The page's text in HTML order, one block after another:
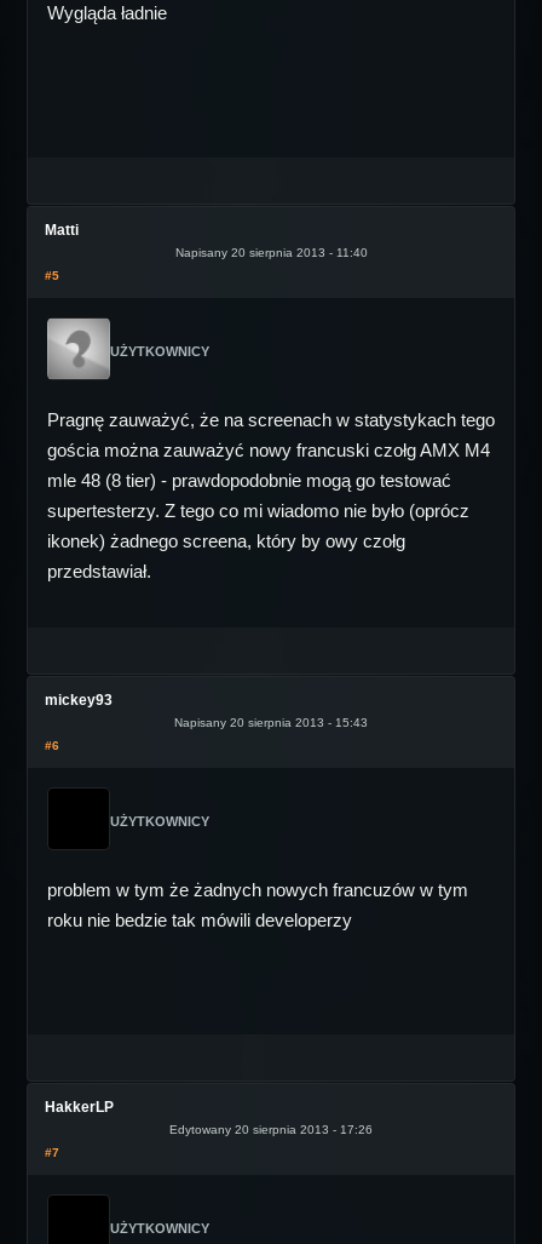
Wygląda ładnie
Matti
Napisany 20 sierpnia 2013 - 11:40
#5
UŻYTKOWNICY
Pragnę zauważyć, że na screenach w statystykach tego
gościa można zauważyć nowy francuski czołg AMX M4
mle 48 (8 tier) - prawdopodobnie mogą go testować
supertesterzy. Z tego co mi wiadomo nie było (oprócz
ikonek) żadnego screena, który by owy czołg
przedstawiał.
mickey93
Napisany 20 sierpnia 2013 - 15:43
#6
UŻYTKOWNICY
problem w tym że żadnych nowych francuzów w tym
roku nie bedzie tak mówili developerzy
HakkerLP
Edytowany 20 sierpnia 2013 - 17:26
#7
UŻYTKOWNICY